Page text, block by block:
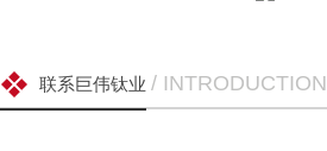
联系巨伟钛业 / INTRODUCTION